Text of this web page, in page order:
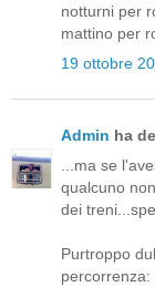
notturni per
mattino per
19 ottobre
Admin ha
...ma se
qualcuno
dei
Purtroppo